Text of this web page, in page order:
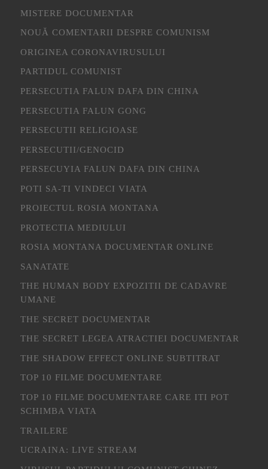
MISTERE DOCUMENTAR
NOUĂ COMENTARII DESPRE COMUNISM
ORIGINEA CORONAVIRUSULUI
PARTIDUL COMUNIST
PERSECUTIA FALUN DAFA DIN CHINA
PERSECUTIA FALUN GONG
PERSECUTII RELIGIOASE
PERSECUTII/GENOCID
PERSECUYIA FALUN DAFA DIN CHINA
POTI SA-TI VINDECI VIATA
PROIECTUL ROSIA MONTANA
PROTECTIA MEDIULUI
ROSIA MONTANA DOCUMENTAR ONLINE
SANATATE
THE HUMAN BODY EXPOZITII DE CADAVRE
UMANE
THE SECRET DOCUMENTAR
THE SECRET LEGEA ATRACTIEI DOCUMENTAR
THE SHADOW EFFECT ONLINE SUBTITRAT
TOP 10 FILME DOCUMENTARE
TOP 10 FILME DOCUMENTARE CARE ITI POT
SCHIMBA VIATA
TRAILERE
UCRAINA: LIVE STREAM